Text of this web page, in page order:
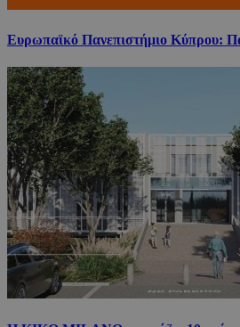
Ευρωπαϊκό Πανεπιστήμιο Κύπρου: